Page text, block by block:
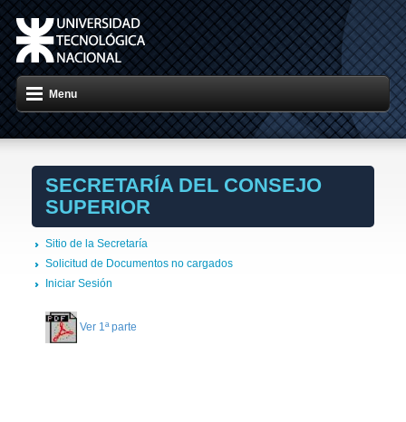
Menu
SECRETARÍA DEL CONSEJO
SUPERIOR
Sitio de la Secretaría
Solicitud de Documentos no cargados
Iniciar Sesión
Ver 1ª parte